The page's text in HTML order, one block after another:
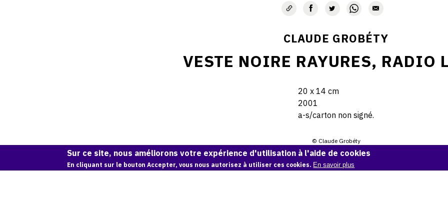
CLAUDE GROBÉTY
VESTE NOIRE RAYURES, RADIO
20 x 14 cm
2001
a-s/carton non signé.
© Claude Grobéty
Demande d'information
Sur ce site, nous améliorons votre expérience d'utilisation à l'aide de cookies
En cliquant sur le bouton Accepter, vous nous autorisez à utiliser ces cookies. En savoir plus